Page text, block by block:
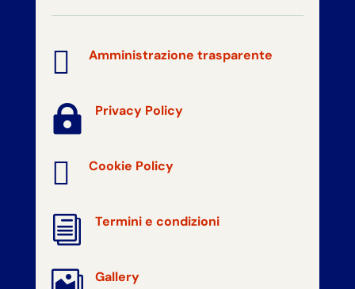
 Amministrazione trasparente
 Privacy Policy
 Cookie Policy
i Termini e condizioni
Gallery